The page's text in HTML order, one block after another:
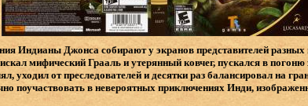
Индианы Джонса собирают у экранов представителей
мифический Грааль и утерянный ковчег, пускался в
уходил от преследователей и десятки раз балансировал на
поучаствовать в невероятных приключениях Инди,